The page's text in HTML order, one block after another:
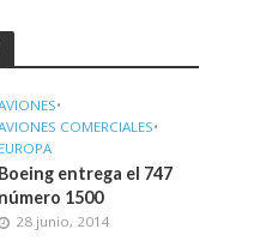
•
COMERCIALES•
EUROPA
Boeing entrega el 747
número 1500
28 junio, 2014